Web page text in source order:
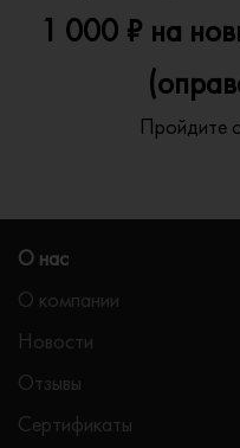
1 000 ₽ на
Пройдите
О нас
О компании
Новости
Отзывы
Сертификаты